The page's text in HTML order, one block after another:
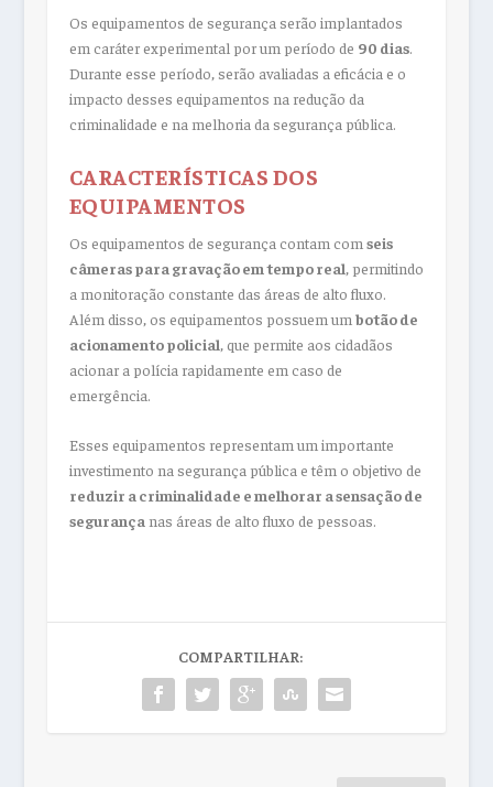
Os equipamentos de segurança serão implantados
em caráter experimental por um período de 90 dias.
Durante esse período, serão avaliadas a eficácia e o
impacto desses equipamentos na redução da
criminalidade e na melhoria da segurança pública.
CARACTERÍSTICAS DOS
EQUIPAMENTOS
Os equipamentos de segurança contam com seis
câmeras para gravação em tempo real, permitindo
a monitoração constante das áreas de alto fluxo.
Além disso, os equipamentos possuem um botão de
acionamento policial, que permite aos cidadãos
acionar a polícia rapidamente em caso de
emergência.
Esses equipamentos representam um importante
investimento na segurança pública e têm o objetivo de
reduzir a criminalidade e melhorar a sensação de
segurança nas áreas de alto fluxo de pessoas.
COMPARTILHAR: